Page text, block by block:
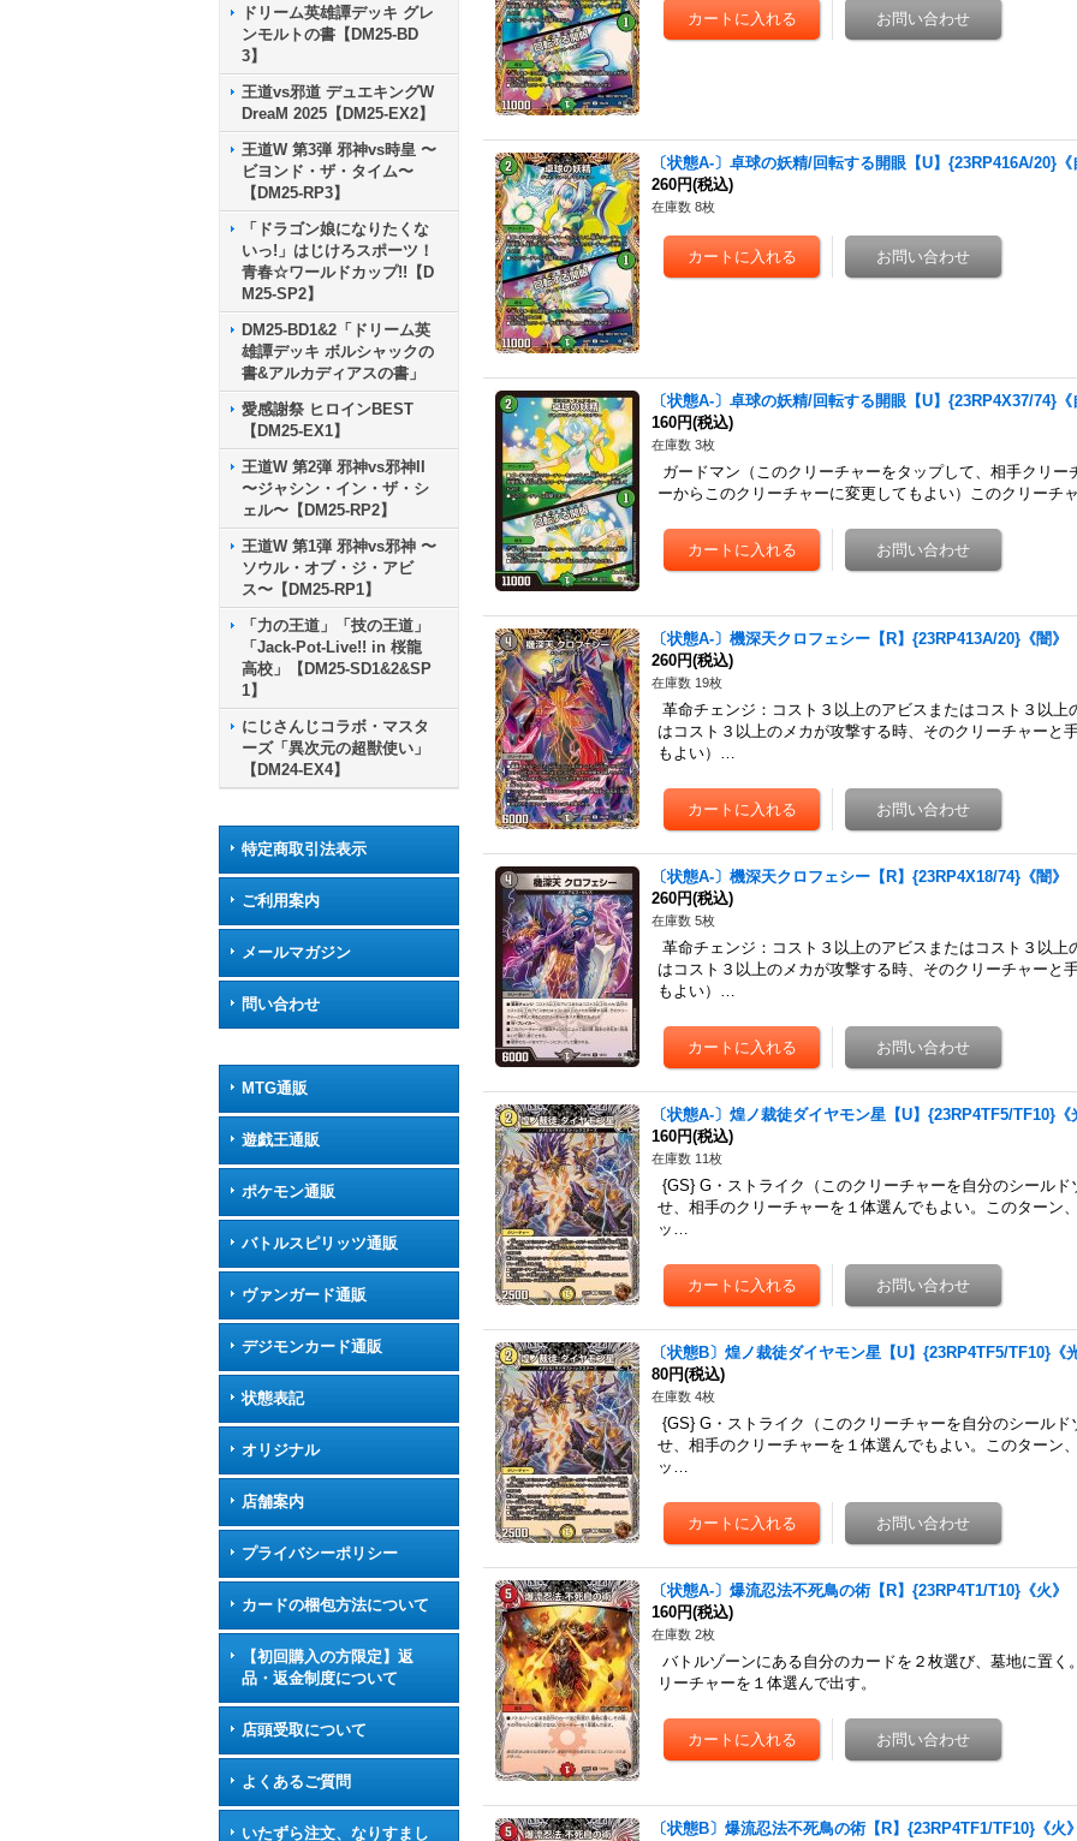
ドリーム英雄譚デッキ グレ
ンモルトの書【DM25-BD
3】
王道vs邪道 デュエキングW
DreaM 2025【DM25-EX2】
王道W 第3弾 邪神vs時皇 〜
ビヨンド・ザ・タイム〜
【DM25-RP3】
「ドラゴン娘になりたくな
いっ!」はじけろスポーツ！
青春☆ワールドカップ!!【D
M25-SP2】
DM25-BD1&2「ドリーム英
雄譚デッキ ボルシャックの
書&アルカディアスの書」
愛感謝祭 ヒロインBEST
【DM25-EX1】
王道W 第2弾 邪神vs邪神II
〜ジャシン・イン・ザ・シ
ェル〜【DM25-RP2】
王道W 第1弾 邪神vs邪神 〜
ソウル・オブ・ジ・アビ
ス〜【DM25-RP1】
「力の王道」「技の王道」
「Jack-Pot-Live!! in 桜龍
高校」【DM25-SD1&2&SP
1】
にじさんじコラボ・マスタ
ーズ「異次元の超獣使い」
【DM24-EX4】
特定商取引法表示
ご利用案内
メールマガジン
問い合わせ
MTG通販
遊戯王通販
ポケモン通販
バトルスピリッツ通販
ヴァンガード通販
デジモンカード通販
状態表記
オリジナル
店舗案内
プライバシーポリシー
カードの梱包方法について
【初回購入の方限定】返
品・返金制度について
店頭受取について
よくあるご質問
いたずら注文、なりすまし
〔状態A-〕卓球の妖精/回転する開眼【U】{23RP416A/20}《
260円(税込)
在庫数 8枚
〔状態A-〕卓球の妖精/回転する開眼【U】{23RP4X37/74}《
160円(税込)
在庫数 3枚
ガードマン（このクリーチャーをタップして、相手クリ
ーからこのクリーチャーに変更してもよい）このクリーチ
〔状態A-〕機深天クロフェシー【R】{23RP413A/20}《闇》
260円(税込)
在庫数 19枚
革命チェンジ：コスト３以上のアビスまたはコスト３以
はコスト３以上のメカが攻撃する時、そのクリーチャーと
もよい）…
〔状態A-〕機深天クロフェシー【R】{23RP4X18/74}《闇》
260円(税込)
在庫数 5枚
革命チェンジ：コスト３以上のアビスまたはコスト３以
はコスト３以上のメカが攻撃する時、そのクリーチャーと
もよい）…
〔状態A-〕煌ノ裁徒ダイヤモン星【U】{23RP4TF5/TF10}《
160円(税込)
在庫数 11枚
{GS} G・ストライク（このクリーチャーを自分のシール
せ、相手のクリーチャーを１体選んでもよい。このターン
ッ…
〔状態B〕煌ノ裁徒ダイヤモン星【U】{23RP4TF5/TF10}《光
80円(税込)
在庫数 4枚
{GS} G・ストライク（このクリーチャーを自分のシール
せ、相手のクリーチャーを１体選んでもよい。このターン
ッ…
〔状態A-〕爆流忍法不死鳥の術【R】{23RP4T1/T10}《火》
160円(税込)
在庫数 2枚
バトルゾーンにある自分のカードを２枚選び、墓地に置く
リーチャーを１体選んで出す。
〔状態B〕爆流忍法不死鳥の術【R】{23RP4TF1/TF10}《火》